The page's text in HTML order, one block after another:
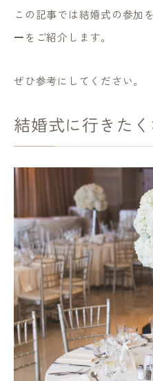
この記事では結婚式の参加
ーをご紹介します。
ぜひ参考にしてください。
結婚式に行きた